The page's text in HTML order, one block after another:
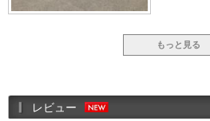
もっと見る
レビュー